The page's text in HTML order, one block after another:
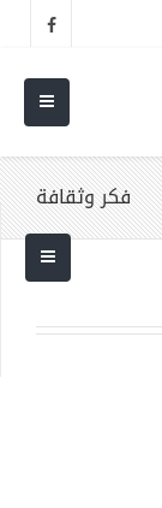
فكر وثقافة